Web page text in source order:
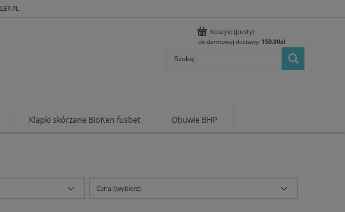
Koszyk:(pusty)
do darmowej dostawy: 150.00zł
Klapki skórzane BioKen fusbet Obuwie BHP
Cena: (wybierz)